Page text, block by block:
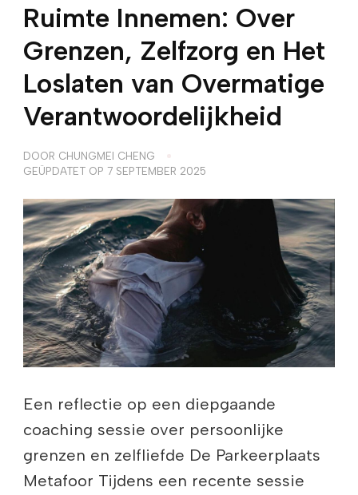
Ruimte Innemen: Over
Grenzen, Zelfzorg en Het
Loslaten van Overmatige
Verantwoordelijkheid
DOOR CHUNGMEI CHENG
GEÜPDATET OP 7 SEPTEMBER 2025
Een reflectie op een diepgaande
coaching sessie over persoonlijke
grenzen en zelfliefde De Parkeerplaats
Metafoor Tijdens een recente sessie